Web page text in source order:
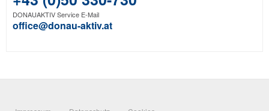
DONAUAKTIV Service E-Mail
office@donau-aktiv.at